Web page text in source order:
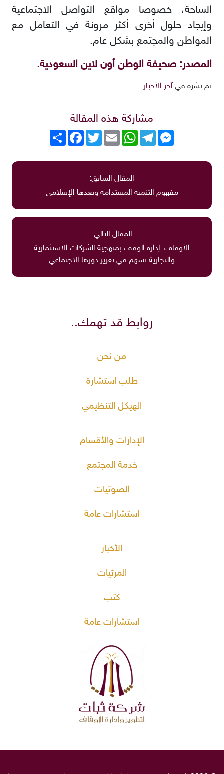
الساحة، خصوصا مواقع التواصل الاجتماعية
وإيجاد حلول أخرى أكثر مرونة في التعامل مع
المواطن والمجتمع بشكل عام.
المصدر: صحيفة الوطن أون لاين السعودية.
تم نشره في آخر الأخبار
مشاركة هذه المقالة
انشر
FacebookTwitterEmail
WhatsAppTelegram
Messenger
المقال السابق:
مفهوم التنمية المستدامة وبعدها الإسلامي
المقال التالي:
الأوقاف: إدارة الوقف بمنهجية الشركات الاستثمارية
والتجارية تسهم في تعزيز دورها الاجتماعي
روابط قد تهمك..
من نحن
طلب استشارة
الهيكل التنظيمي
الإدارات والأقسام
خدمة المجتمع
الصوتيات
استشارات عامة
الأخبار
المرئيات
كتب
استشارات عامة